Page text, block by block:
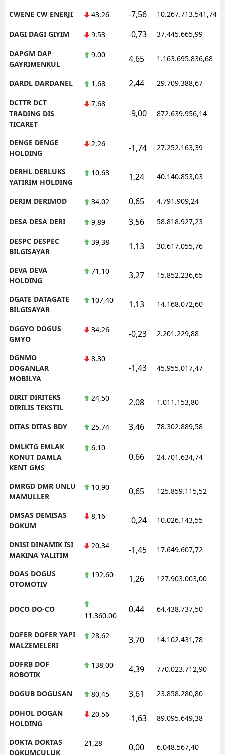
CWENE CW ENERJI 43,26 -7,56 10.267.713.541,74
DAGI DAGI GIYIM 9,53 -0,73 37.445.665,99
DAPGM DAP
GAYRIMENKUL
9,00 4,65 1.163.695.836,68
DARDL DARDANEL 1,68 2,44 29.709.388,67
DCTTR DCT
TRADING DIS
TICARET
7,68
-9,00 872.639.956,14
DENGE DENGE
HOLDING
2,26 -1,74 27.252.163,39
DERHL DERLUKS
YATIRIM HOLDING
10,63 1,24 40.140.853,03
DERIM DERIMOD 34,02 0,65 4.791.909,24
DESA DESA DERI 9,89 3,56 58.818.927,23
DESPC DESPEC
BILGISAYAR
39,38 1,13 30.617.055,76
DEVA DEVA
HOLDING
71,10 3,27 15.852.236,65
DGATE DATAGATE
BILGISAYAR
107,40 1,13 14.168.072,60
DGGYO DOGUS
GMYO
34,26 -0,23 2.201.229,88
DGNMO
DOGANLAR
MOBILYA
8,30
-1,43 45.955.017,47
DIRIT DIRITEKS
DIRILIS TEKSTIL
24,50 2,08 1.011.153,80
DITAS DITAS BDY 25,74 3,46 78.302.889,58
DMLKTG EMLAK
KONUT DAMLA
KENT GMS
6,10
0,66 24.701.634,74
DMRGD DMR UNLU
MAMULLER
10,90 0,65 125.859.115,52
DMSAS DEMISAS
DOKUM
8,16 -0,24 10.026.143,55
DNISI DINAMIK ISI
MAKINA YALITIM
20,34 -1,45 17.649.607,72
DOAS DOGUS
OTOMOTIV
192,60 1,26 127.903.003,00
DOCO DO-CO
11.360,00
0,44 64.438.737,50
DOFER DOFER YAPI
MALZEMELERI
28,62 3,70 14.102.431,78
DOFRB DOF
ROBOTIK
138,00 4,39 770.023.712,90
DOGUB DOGUSAN 80,45 3,61 23.858.280,80
DOHOL DOGAN
HOLDING
20,56 -1,63 89.095.649,38
DOKTA DOKTAS
DOKUMCULUK
21,28 0,00 6.048.567,40